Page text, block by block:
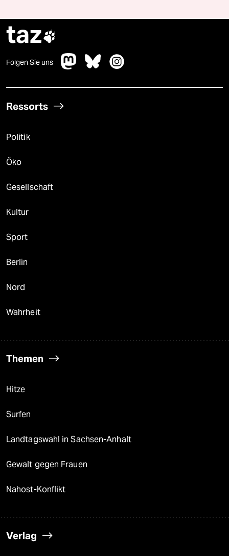
taz
Folgen Sie uns
Ressorts
Politik
Öko
Gesellschaft
Kultur
Sport
Berlin
Nord
Wahrheit
Themen
Hitze
Surfen
Landtagswahl in Sachsen-Anhalt
Gewalt gegen Frauen
Nahost-Konflikt
Verlag